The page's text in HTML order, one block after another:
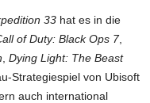
33 hat es in die
of Duty: Black Ops 7,
Dying Light: The Beast
Strategiespiel von Ubisoft
auch international